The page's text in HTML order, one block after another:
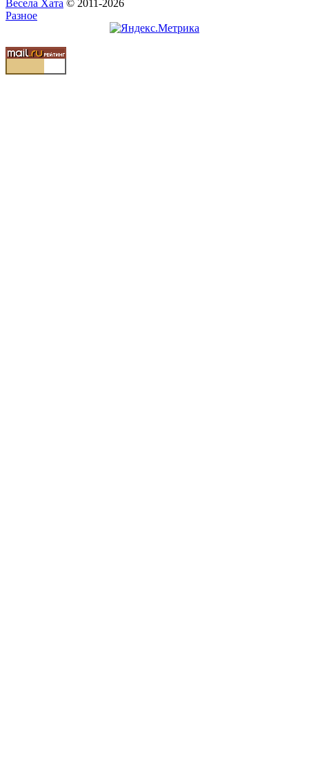
Весела Хата © 2011-2026
Разное